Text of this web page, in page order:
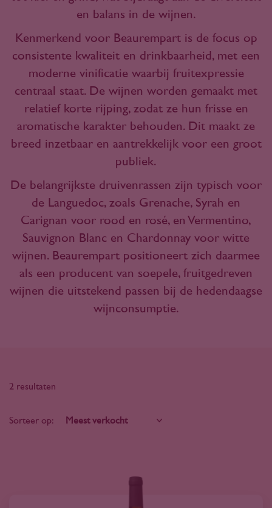
en balans in de wijnen.
Kenmerkend voor Beaurempart is de focus op
consistente kwaliteit en drinkbaarheid, met een
moderne vinificatie waarbij fruitexpressie
centraal staat. De wijnen worden gemaakt met
relatief korte rijping, zodat ze hun frisse en
aromatische karakter behouden. Dit maakt ze
breed inzetbaar en aantrekkelijk voor een groot
publiek.
De belangrijkste druivenrassen zijn typisch voor
de Languedoc, zoals Grenache, Syrah en
Carignan voor rood en rosé, en Vermentino,
Sauvignon Blanc en Chardonnay voor witte
wijnen. Beaurempart positioneert zich daarmee
als een producent van soepele, fruitgedreven
wijnen die uitstekend passen bij de hedendaagse
wijnconsumptie.
2 resultaten
Sorteer op: